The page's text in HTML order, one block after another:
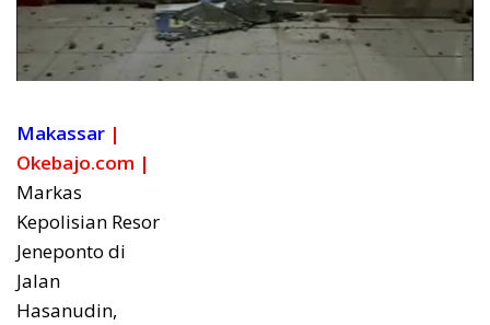
Makassar |
Okebajo.com |
Markas
Kepolisian Resor
Jeneponto di
Jalan
Hasanudin,